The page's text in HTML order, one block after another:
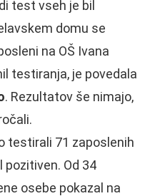
test vseh je bil
domu se
na OŠ Ivana
testiranja, je povedala
. Rezultatov še nimajo,
testirali 71 zaposlenih
pozitiven. Od 34
osebe pokazal na